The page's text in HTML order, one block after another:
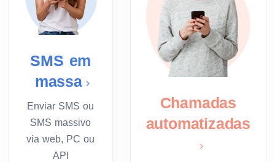
SMS em
massa
Enviar SMS ou
SMS massivo
via web, PC ou
API
Chamadas
automatizadas